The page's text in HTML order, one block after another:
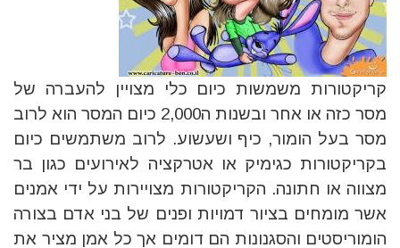
קריקטורות משמשות כיום כלי מצויין להעברה של
מסר כזה או אחר ובשנות ה2,000 כיום המסר הוא לרוב
מסר בעל הומור, כיף ושעשוע. לרוב משתמשים כיום
בקריקטורות כגימיק או אטרקציה לאירועים כגון בר
מצווה או חתונה. הקריקטורות מצויירות על ידי אמנים
אשר מומחים בציור דמויות ופנים של בני אדם בצורה
הומוריסטים והסגנונות הם דומים אך כל אמן מציר את